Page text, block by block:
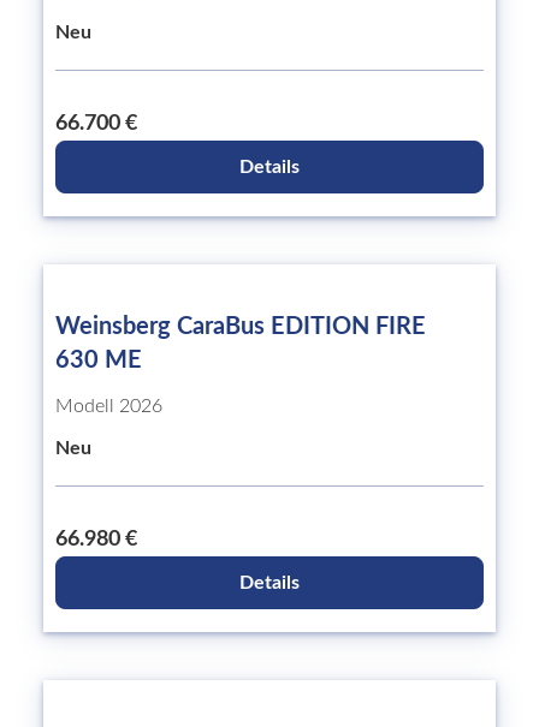
Neu
66.700 €
Details
Weinsberg CaraBus EDITION FIRE
630 ME
Modell 2026
Neu
66.980 €
Details